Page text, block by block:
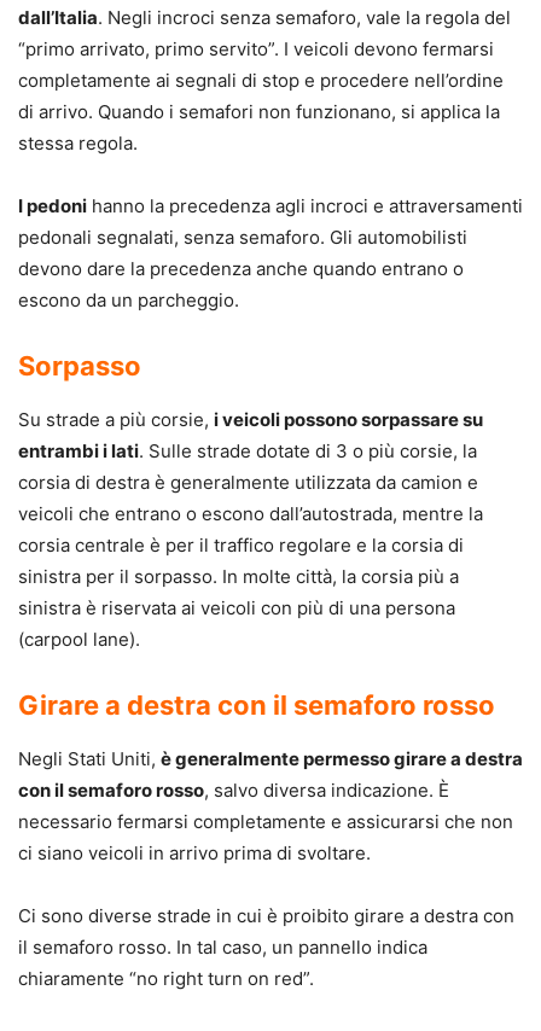
dall’Italia. Negli incroci senza semaforo, vale la regola del
“primo arrivato, primo servito”. I veicoli devono fermarsi
completamente ai segnali di stop e procedere nell’ordine
di arrivo. Quando i semafori non funzionano, si applica la
stessa regola.
I pedoni hanno la precedenza agli incroci e attraversamenti
pedonali segnalati, senza semaforo. Gli automobilisti
devono dare la precedenza anche quando entrano o
escono da un parcheggio.
Sorpasso
Su strade a più corsie, i veicoli possono sorpassare su
entrambi i lati. Sulle strade dotate di 3 o più corsie, la
corsia di destra è generalmente utilizzata da camion e
veicoli che entrano o escono dall’autostrada, mentre la
corsia centrale è per il traffico regolare e la corsia di
sinistra per il sorpasso. In molte città, la corsia più a
sinistra è riservata ai veicoli con più di una persona
(carpool lane).
Girare a destra con il semaforo rosso
Negli Stati Uniti, è generalmente permesso girare a destra
con il semaforo rosso, salvo diversa indicazione. È
necessario fermarsi completamente e assicurarsi che non
ci siano veicoli in arrivo prima di svoltare.
Ci sono diverse strade in cui è proibito girare a destra con
il semaforo rosso. In tal caso, un pannello indica
chiaramente “no right turn on red”.